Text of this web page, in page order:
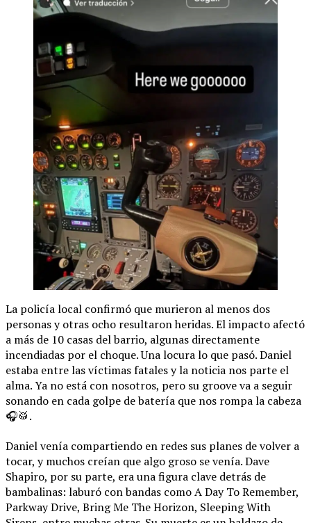
La policía local confirmó que murieron al menos dos
personas y otras ocho resultaron heridas. El impacto afectó
a más de 10 casas del barrio, algunas directamente
incendiadas por el choque. Una locura lo que pasó. Daniel
estaba entre las víctimas fatales y la noticia nos parte el
alma. Ya no está con nosotros, pero su groove va a seguir
sonando en cada golpe de batería que nos rompa la cabeza
🎧🥁.
Daniel venía compartiendo en redes sus planes de volver a
tocar, y muchos creían que algo groso se venía. Dave
Shapiro, por su parte, era una figura clave detrás de
bambalinas: laburó con bandas como A Day To Remember,
Parkway Drive, Bring Me The Horizon, Sleeping With